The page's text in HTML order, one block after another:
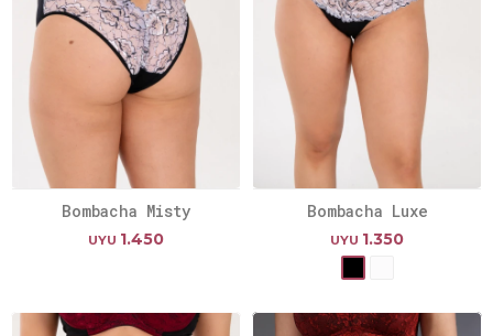
Bombacha Misty
UYU 1.450
Bombacha Luxe
UYU 1.350